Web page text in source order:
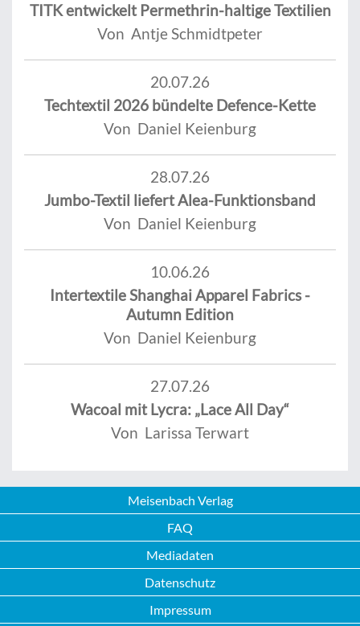
TITK entwickelt Permethrin-haltige Textilien
Von Antje Schmidtpeter
20.07.26
Techtextil 2026 bündelte Defence-Kette
Von Daniel Keienburg
28.07.26
Jumbo-Textil liefert Alea-Funktionsband
Von Daniel Keienburg
10.06.26
Intertextile Shanghai Apparel Fabrics -
Autumn Edition
Von Daniel Keienburg
27.07.26
Wacoal mit Lycra: „Lace All Day“
Von Larissa Terwart
Meisenbach Verlag
FAQ
Mediadaten
Datenschutz
Impressum